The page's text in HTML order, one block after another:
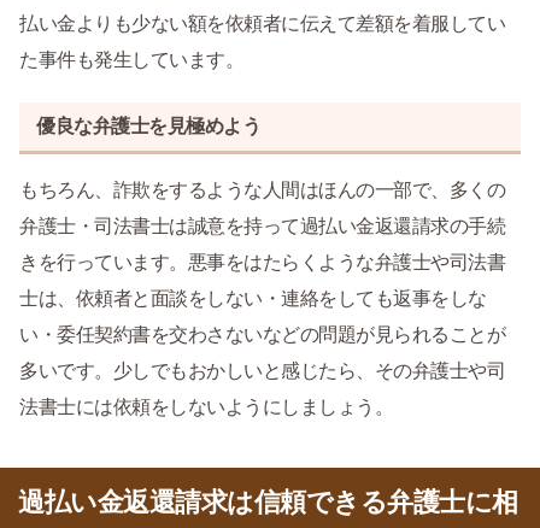
払い金よりも少ない額を依頼者に伝えて差額を着服してい
た事件も発生しています。
優良な弁護士を見極めよう
もちろん、詐欺をするような人間はほんの一部で、多くの
弁護士・司法書士は誠意を持って過払い金返還請求の手続
きを行っています。悪事をはたらくような弁護士や司法書
士は、依頼者と面談をしない・連絡をしても返事をしな
い・委任契約書を交わさないなどの問題が見られることが
多いです。少しでもおかしいと感じたら、その弁護士や司
法書士には依頼をしないようにしましょう。
過払い金返還請求は信頼できる弁護士に相